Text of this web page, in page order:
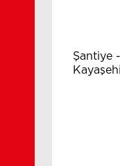
Şantiye